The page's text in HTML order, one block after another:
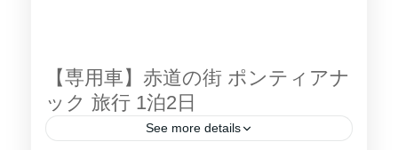
す。...
大きさも相まってとてもかわいらしいです。
約25cmもある長い舌や長く伸びた鉤爪のおか
げで易々木登りができるなど、とてもユニー
【専用車】赤道の街 ポンティアナ
ック 旅行 1泊2日
See more details